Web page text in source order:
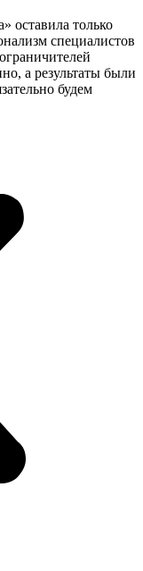
оставила только
специалистов
а результаты были
будем